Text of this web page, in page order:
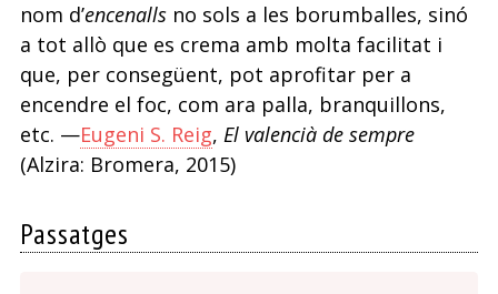
nom d’encenallsno sols a les borumballes, sinó
a tot allò que es crema amb molta facilitat i
que, per consegüent, pot aprofitar per a
encendre el foc, com ara palla, branquillons,
etc. —Eugeni S. Reig, El valencià de sempre
(Alzira: Bromera, 2015)
Passatges